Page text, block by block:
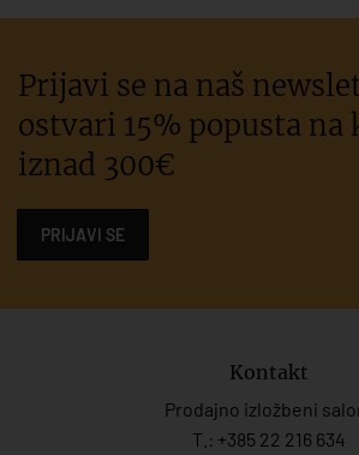
Prijavi se na naš
ostvari 15% popusta na
iznad 300€
PRIJAVI SE
Kontakt
Prodajno izložbeni
T.: +385 22 216 634